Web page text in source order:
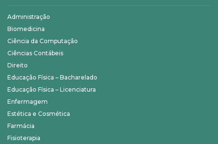
Administração
Biomedicina
Ciência da Computação
Ciências Contábeis
Direito
Educação Física – Bacharelado
Educação Física – Licenciatura
Enfermagem
Estética e Cosmética
Farmácia
Fisioterapia